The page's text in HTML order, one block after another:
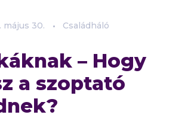
május 30. Családháló
– Hogy
a szoptató